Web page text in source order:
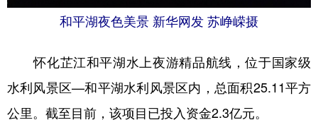
和平湖夜色美景 新华网发 苏峥嵘摄
怀化芷江和平湖水上夜游精品航线，位于国家级
水利风景区—和平湖水利风景区内，总面积25.11平方
公里。截至目前，该项目已投入资金2.3亿元。